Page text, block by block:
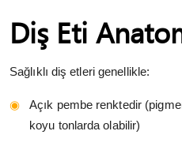
Diş Eti
Sağlıklı diş etleri genellikle:
Açık pembe renktedir
koyu tonlarda olabilir)